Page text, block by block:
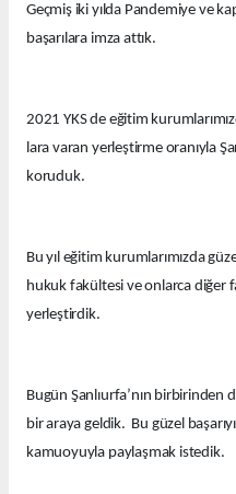
Geçmiş iki yılda Pandemiye ve
başarılara imza attık.
2021 YKS de eğitim
lara varan yerleştirme oranıyla
koruduk.
Bu yıl eğitim kurumlarımızda
hukuk fakültesi ve onlarca diğer
yerleştirdik.
Bugün Şanlıurfa’nın birbirinden
bir araya geldik. Bu güzel
kamuoyuyla paylaşmak istedik.